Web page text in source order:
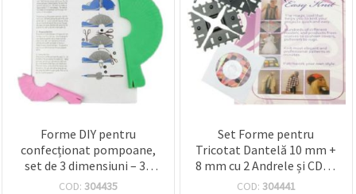
Forme DIY pentru
confecționat pompoane,
set de 3 dimensiuni – 38
mm, 51 mm, 76 mm
COD: 304435
Set Forme pentru
Tricotat Dantelă 10 mm +
8 mm cu 2 Andrele și CD cu
Instrucțiuni și Modele
COD: 304441